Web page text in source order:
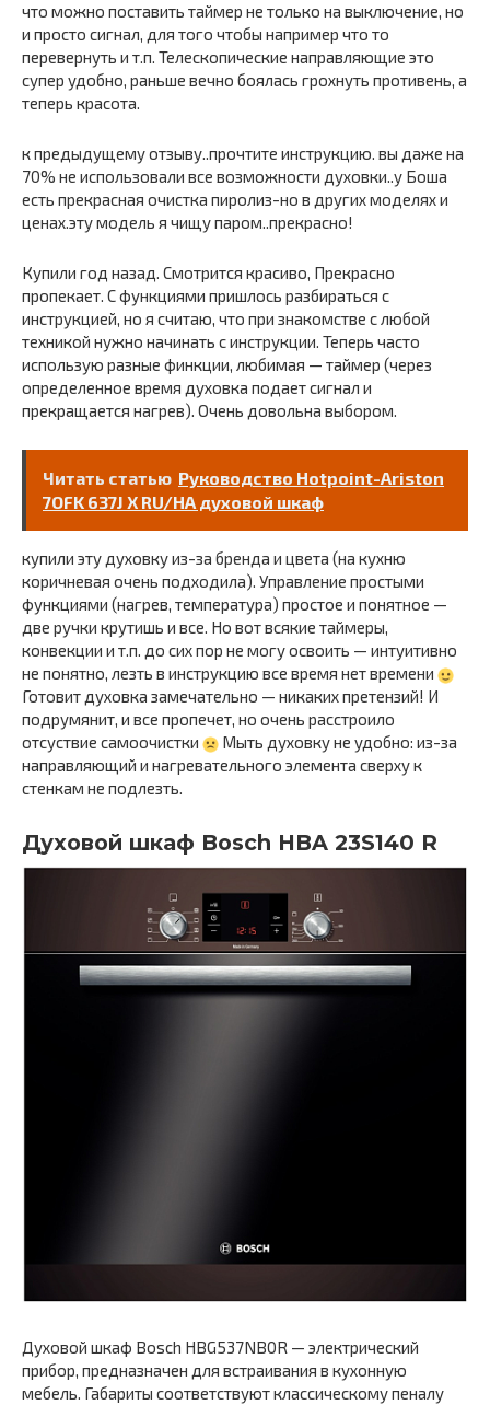
что можно поставить таймер не только на выключение, но
и просто сигнал, для того чтобы например что то
перевернуть и т.п. Телескопические направляющие это
супер удобно, раньше вечно боялась грохнуть противень, а
теперь красота.
к предыдущему отзыву..прочтите инструкцию. вы даже на
70% не использовали все возможности духовки..у Боша
есть прекрасная очистка пиролиз-но в других моделях и
ценах.эту модель я чищу паром..прекрасно!
Купили год назад. Смотрится красиво, Прекрасно
пропекает. С функциями пришлось разбираться с
инструкцией, но я считаю, что при знакомстве с любой
техникой нужно начинать с инструкции. Теперь часто
использую разные финкции, любимая — таймер (через
определенное время духовка подает сигнал и
прекращается нагрев). Очень довольна выбором.
Читать статью Руководство Hotpoint-Ariston
7OFK 637J X RU/HA духовой шкаф
купили эту духовку из-за бренда и цвета (на кухню
коричневая очень подходила). Управление простыми
функциями (нагрев, температура) простое и понятное —
две ручки крутишь и все. Но вот всякие таймеры,
конвекции и т.п. до сих пор не могу освоить — интуитивно
не понятно, лезть в инструкцию все время нет времени
Готовит духовка замечательно — никаких претензий! И
подрумянит, и все пропечет, но очень расстроило
отсуствие самоочистки
Мыть духовку не удобно: из-за
направляющий и нагревательного элемента сверху к
стенкам не подлезть.
Духовой шкаф Bosch HBA 23S140 R
Духовой шкаф Bosch HBG537NB0R — электрический
прибор, предназначен для встраивания в кухонную
мебель. Габариты соответствуют классическому пеналу